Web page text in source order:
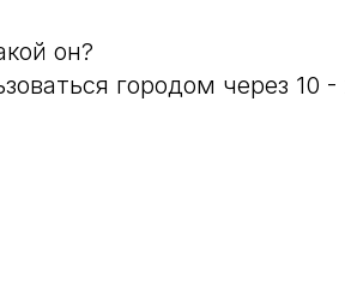
он?
городом через 10 -